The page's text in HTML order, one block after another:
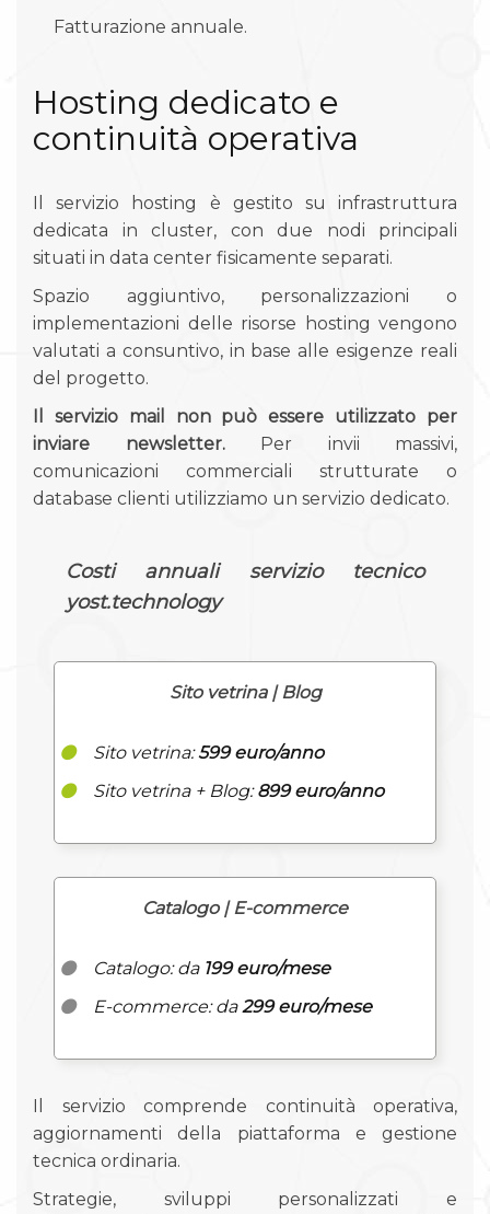
Fatturazione annuale.
Hosting dedicato e
continuità operativa
Il servizio hosting è gestito su infrastruttura
dedicata in cluster, con due nodi principali
situati in data center fisicamente separati.
Spazio aggiuntivo, personalizzazioni o
implementazioni delle risorse hosting vengono
valutati a consuntivo, in base alle esigenze reali
del progetto.
Il servizio mail non può essere utilizzato per
inviare newsletter.Per invii massivi,
comunicazioni commerciali strutturate o
database clienti utilizziamo un servizio dedicato.
Costi annuali servizio tecnico
yost.technology
Sito vetrina | Blog
Sito vetrina:599 euro/anno
Sito vetrina + Blog:899 euro/anno
Catalogo | E-commerce
Catalogo: da 199 euro/mese
E-commerce: da299 euro/mese
Il servizio comprende continuità operativa,
aggiornamenti della piattaforma e gestione
tecnica ordinaria.
Strategie, sviluppi personalizzati e